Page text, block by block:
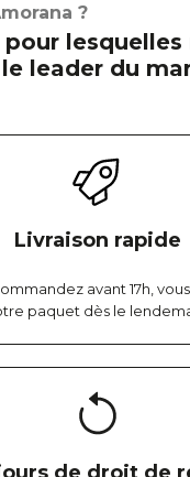
?
pour lesquelles
leader du
Livraison rapide
avant 17h,
paquet dès le